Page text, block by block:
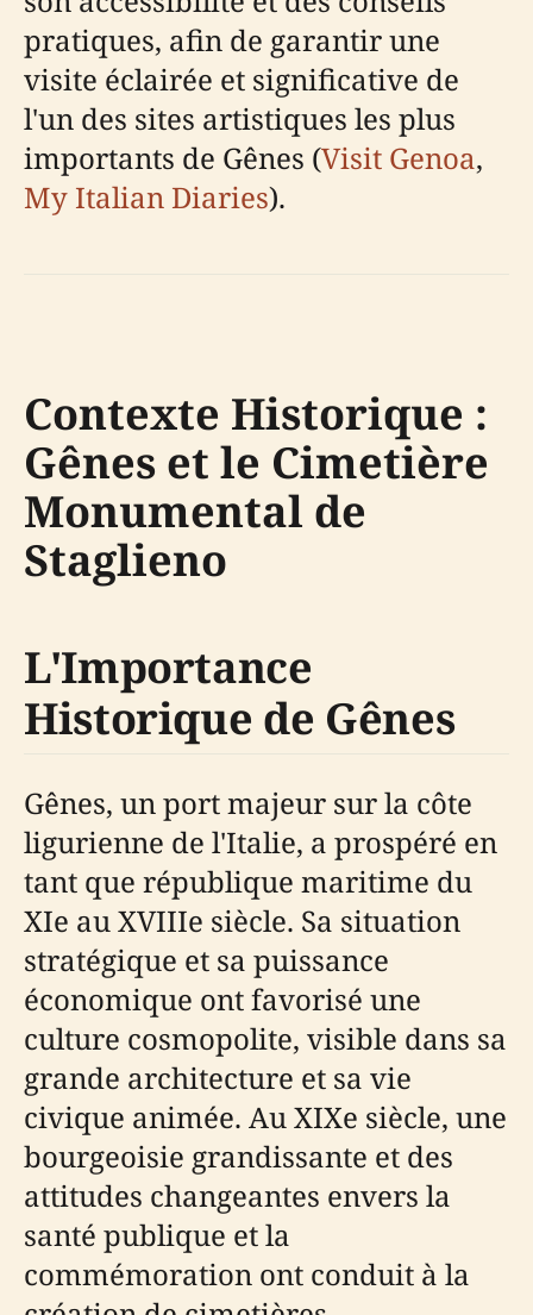
pratiques, afin de garantir une
visite éclairée et significative de
l'un des sites artistiques les plus
importants de Gênes (Visit Genoa,
My Italian Diaries).
Contexte Historique :
Gênes et le Cimetière
Monumental de
Staglieno
L'Importance
Historique de Gênes
Gênes, un port majeur sur la côte
ligurienne de l'Italie, a prospéré en
tant que république maritime du
XIe au XVIIIe siècle. Sa situation
stratégique et sa puissance
économique ont favorisé une
culture cosmopolite, visible dans sa
grande architecture et sa vie
civique animée. Au XIXe siècle, une
bourgeoisie grandissante et des
attitudes changeantes envers la
santé publique et la
commémoration ont conduit à la